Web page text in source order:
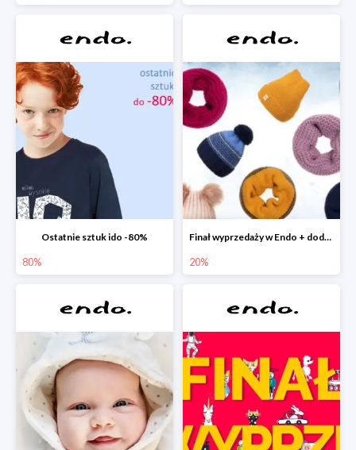
Ostatnie sztuk ido -80%
80%
Finał wyprzedaży w Endo + dodatkowe 2% rabatu
20%